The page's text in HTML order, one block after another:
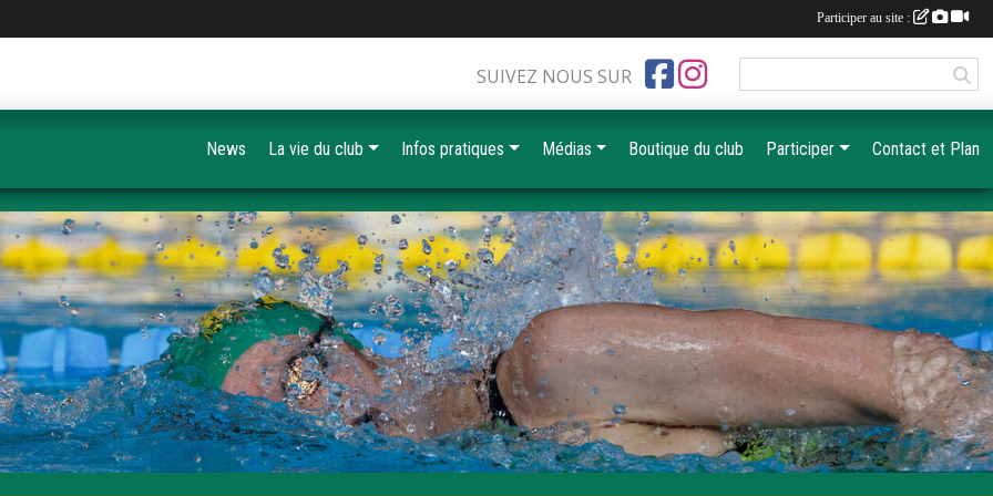
SUIVEZ NOUS SUR
News La vie du club Infos pratiques Médias Boutique du club Participer Contact et Plan
Participer au site :